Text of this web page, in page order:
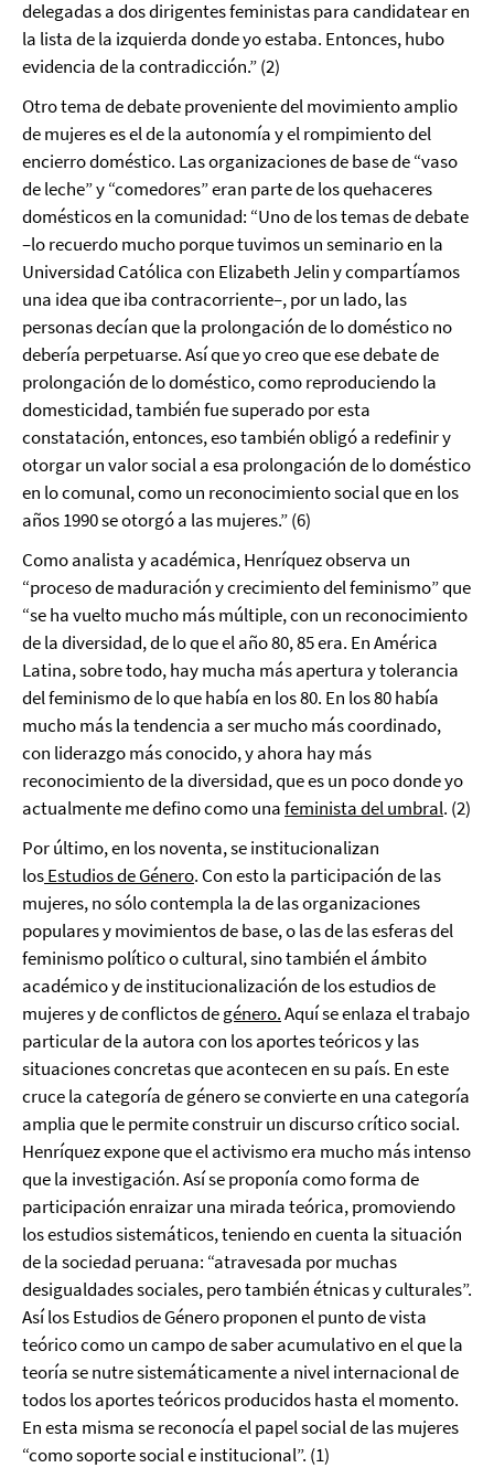
delegadas a dos dirigentes feministas para candidatear en
la lista de la izquierda donde yo estaba. Entonces, hubo
evidencia de la contradicción.” (2)
Otro tema de debate proveniente del movimiento amplio
de mujeres es el de la autonomía y el rompimiento del
encierro doméstico. Las organizaciones de base de “vaso
de leche” y “comedores” eran parte de los quehaceres
domésticos en la comunidad: “Uno de los temas de debate
–lo recuerdo mucho porque tuvimos un seminario en la
Universidad Católica con Elizabeth Jelin y compartíamos
una idea que iba contracorriente–, por un lado, las
personas decían que la prolongación de lo doméstico no
debería perpetuarse. Así que yo creo que ese debate de
prolongación de lo doméstico, como reproduciendo la
domesticidad, también fue superado por esta
constatación, entonces, eso también obligó a redefinir y
otorgar un valor social a esa prolongación de lo doméstico
en lo comunal, como un reconocimiento social que en los
años 1990 se otorgó a las mujeres.” (6)
Como analista y académica, Henríquez observa un
“proceso de maduración y crecimiento del feminismo” que
“se ha vuelto mucho más múltiple, con un reconocimiento
de la diversidad, de lo que el año 80, 85 era. En América
Latina, sobre todo, hay mucha más apertura y tolerancia
del feminismo de lo que había en los 80. En los 80 había
mucho más la tendencia a ser mucho más coordinado,
con liderazgo más conocido, y ahora hay más
reconocimiento de la diversidad, que es un poco donde yo
actualmente me defino como unafeminista del umbral. (2)
Por último, en los noventa, se institucionalizan
losEstudios de Género. Con esto la participación de las
mujeres, no sólo contempla la de las organizaciones
populares y movimientos de base, o las de las esferas del
feminismo político o cultural, sino también el ámbito
académico y de institucionalización de los estudios de
mujeres y de conflictos degénero.Aquí se enlaza el trabajo
particular de la autora con los aportes teóricos y las
situaciones concretas que acontecen en su país. En este
cruce la categoría de género se convierte en una categoría
amplia que le permite construir un discurso crítico social.
Henríquez expone que el activismo era mucho más intenso
que la investigación. Así se proponía como forma de
participación enraizar una mirada teórica, promoviendo
los estudios sistemáticos, teniendo en cuenta la situación
de la sociedad peruana: “atravesada por muchas
desigualdades sociales, pero también étnicas y culturales”.
Así los Estudios de Género proponen el punto de vista
teórico como un campo de saber acumulativo en el que la
teoría se nutre sistemáticamente a nivel internacional de
todos los aportes teóricos producidos hasta el momento.
En esta misma se reconocía el papel social de las mujeres
“como soporte social e institucional”. (1)